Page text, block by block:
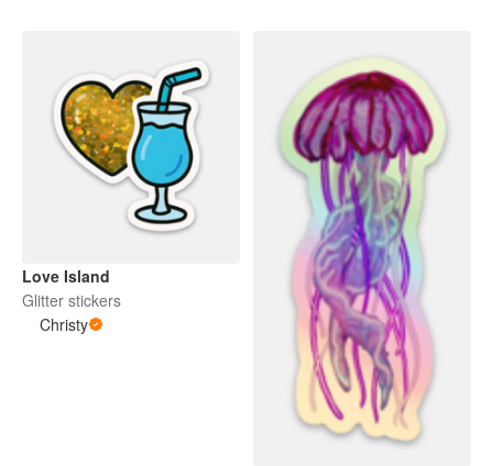
Love Island
Glitter stickers
Christy